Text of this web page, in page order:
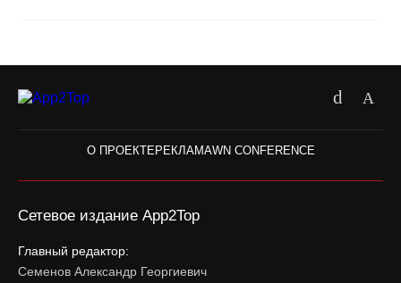
О ПРОЕКТЕРЕКЛАМАWN CONFERENCE
Сетевое издание App2Top
Главный редактор:
Семенов Александр Георгиевич